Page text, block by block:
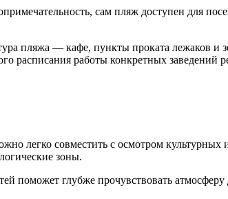
сам пляж доступен для
пляжа — кафе, пункты проката лежаков и
расписания работы конкретных
легко совместить с осмотром культурных
зоны.
поможет глубже прочувствовать